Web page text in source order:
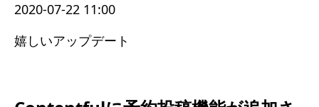
2020-07-22 11:00
嬉しいアップデート